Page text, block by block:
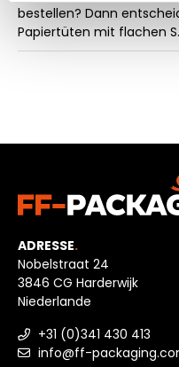
bestellen? Dann
Papiertüten mit flachen
ADRESSE.
Nobelstraat 24
3846 CG Harderwijk
Niederlande
+31 (0)341 430 413
info@ff-